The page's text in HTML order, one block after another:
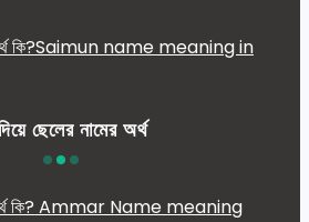
অর্থ কি?Saimun name meaning in
ছেলের নামের অর্থ
অর্থ কি? Ammar Name meaning